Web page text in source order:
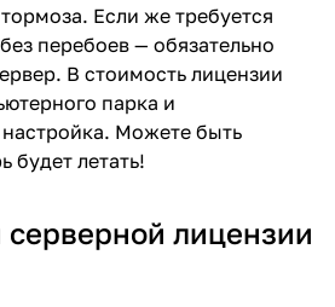
Если же требуется
перебоев — обязательно
В стоимость лицензии
парка и
Можете быть
будет летать!
серверной лицензии